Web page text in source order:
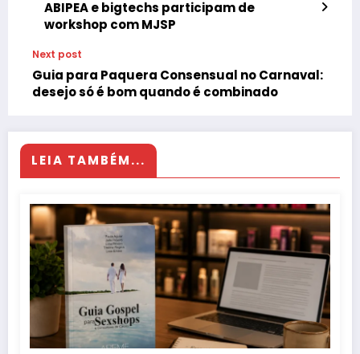
ABIPEA e bigtechs participam de
workshop com MJSP
Next post
Guia para Paquera Consensual no Carnaval:
desejo só é bom quando é combinado
LEIA TAMBÉM...